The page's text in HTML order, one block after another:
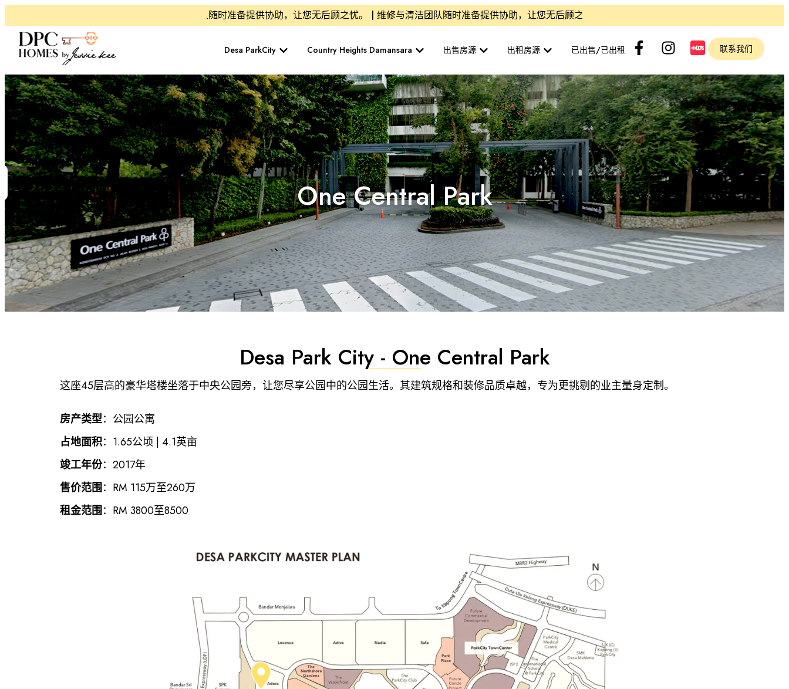
维修与清洁团队随时准备提供协助，让您无后顾之忧。 | 维修与清洁团队随时准备提供协助，让您无后顾之忧。| 维修与清洁团队随时准备提供协助，让您无后
Desa ParkCity Country Heights Damansara 出售房源 出租房源 已出售/已出租 联系我们
One Central Park
Desa Park City - One Central Park
这座45层高的豪华塔楼坐落于中央公园旁，让您尽享公园中的公园生活。其建筑规格和装修品质卓越，专为更挑剔的业主量身定制。
房产类型：公园公寓
占地面积：1.65公顷 | 4.1英亩
竣工年份：2017年
售价范围：RM 115万至260万
租金范围：RM 3800至8500